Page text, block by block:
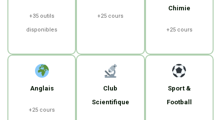
+35 outils
disponibles
+25 cours
Chimie
+25 cours
Anglais
+25 cours
Club
Scientifique
Sport &
Football